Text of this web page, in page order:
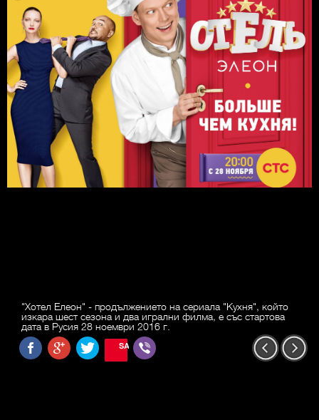
"Хотел Елеон" - продължението на сериала "Кухня", който
изкара шест сезона и два игрални филма, е със стартова
дата в Русия 28 ноември 2016 г.
SAVE